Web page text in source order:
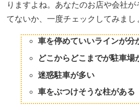
りますよね。あなたのお店や会社
てないか、一度チェックしてみまし
車を停めていいラインが分
どこからどこまでが駐車場
迷惑駐車が多い
車をぶつけそうな柱がある